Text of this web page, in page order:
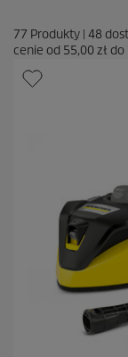
77 Produkty | 48
cenie od 55,00 zł do